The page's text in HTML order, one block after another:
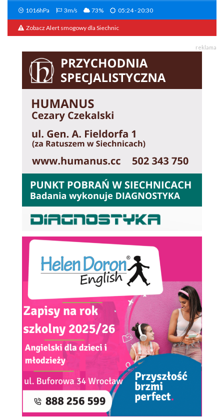
1016hPa 3m/s 73% 05:24 - 20:30
Zobacz Alert smogowy dla Siechnic
reklama